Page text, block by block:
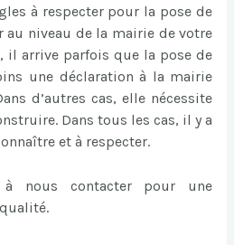
à respecter pour la pose de
au niveau de la mairie de votre
il arrive parfois que la pose de
une déclaration à la mairie
d’autres cas, elle nécessite
Dans tous les cas, il y a
et à respecter.
à nous contacter pour une